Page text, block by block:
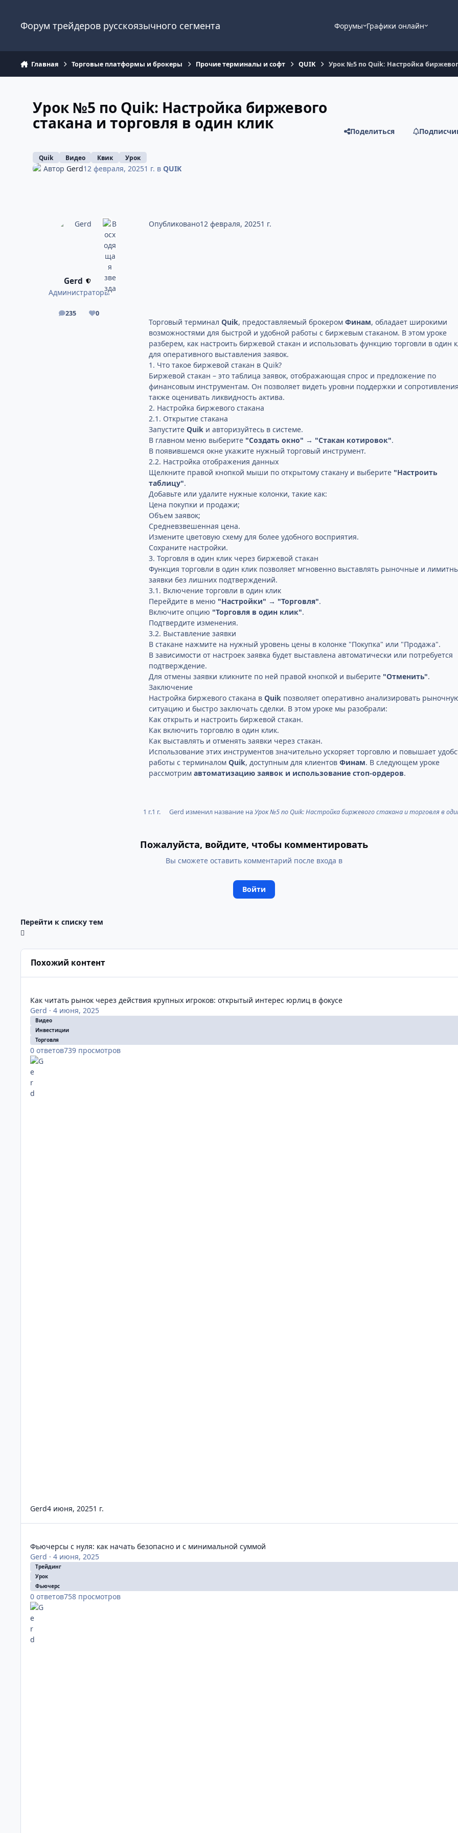
Форум трейдеров русскоязычного сегмента Форумы Графики онлайн
Главная Торговые платформы и брокеры Прочие терминалы и софт QUIK Урок №5 по Quik: Настройка
Урок №5 по Quik: Настройка биржевого
стакана и торговля в один клик
Quik Видео Квик Урок
Поделиться
Автор Gerd12 февраля, 20251 г. в QUIK
Gerd
Администраторы
235
сообщения
0
Репутация
Опубликовано12 февраля, 20251 г.
Торговый терминалQuik, предоставляемый брокеромФинам, обладает широкими
возможностями для быстрой и удобной работы с биржевым стаканом. В этом уроке
разберем, как настроить биржевой стакан и использовать функцию торговли в один
для оперативного выставления заявок.
1. Что такое биржевой стакан в Quik?
Биржевой стакан – это таблица заявок, отображающая спрос и предложение по
финансовым инструментам. Он позволяет видеть уровни поддержки и
также оценивать ликвидность актива.
2. Настройка биржевого стакана
2.1. Открытие стакана
ЗапуститеQuik и авторизуйтесь в системе.
В главном меню выберите "Создать окно" → "Стакан котировок".
В появившемся окне укажите нужный торговый инструмент.
2.2. Настройка отображения данных
Щелкните правой кнопкой мыши по открытому стакану и выберите "Настроить
таблицу".
Добавьте или удалите нужные колонки, такие как:
Цена покупки и продажи;
Объем заявок;
Средневзвешенная цена.
Измените цветовую схему для более удобного восприятия.
Сохраните настройки.
3. Торговля в один клик через биржевой стакан
Функция торговли в один клик позволяет мгновенно выставлять рыночные и
заявки без лишних подтверждений.
3.1. Включение торговли в один клик
Перейдите в меню "Настройки" → "Торговля".
Включите опцию "Торговля в один клик".
Подтвердите изменения.
3.2. Выставление заявки
В стакане нажмите на нужный уровень цены в колонке "Покупка" или "Продажа".
В зависимости от настроек заявка будет выставлена автоматически или потребуется
подтверждение.
Для отмены заявки кликните по ней правой кнопкой и выберите "Отменить".
Заключение
Настройка биржевого стакана вQuik позволяет оперативно анализировать
ситуацию и быстро заключать сделки. В этом уроке мы разобрали:
Как открыть и настроить биржевой стакан.
Как включить торговлю в один клик.
Как выставлять и отменять заявки через стакан.
Использование этих инструментов значительно ускоряет торговлю и повышает
работы с терминаломQuik, доступным для клиентовФинам. В следующем уроке
рассмотримавтоматизацию заявок и использование стоп-ордеров.
1 г.1 г. Gerd изменил название наУрок №5 по Quik: Настройка биржевого стакана и торговля в
Пожалуйста, войдите, чтобы комментировать
Вы сможете оставить комментарий после входа в
Войти
Перейти к списку тем
Похожий контент
Как читать рынок через действия крупных игроков: открытый интерес юрлиц в фокусе
Gerd ·4 июня, 2025
Видео
Инвестиции
Торговля
0 ответов739 просмотров
Gerd4 июня, 20251 г.
Фьючерсы с нуля: как начать безопасно и с минимальной суммой
Gerd ·4 июня, 2025
Трейдинг
Урок
Фьючерс
0 ответов758 просмотров